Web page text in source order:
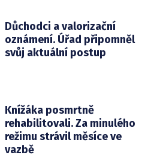
Důchodci a valorizační
oznámení. Úřad připomněl
svůj aktuální postup
Knížáka posmrtně
rehabilitovali. Za minulého
režimu strávil měsíce ve
vazbě